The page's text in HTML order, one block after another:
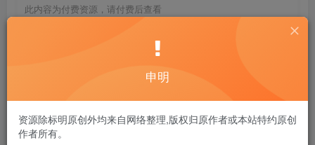
此内容为付费资源，请付费后查看
20
您当前未登录！建议登陆后购买，可保存购买订单
申明
资源除标明原创外均来自网络整理,版权归原作者或本站特约原创
作者所有。